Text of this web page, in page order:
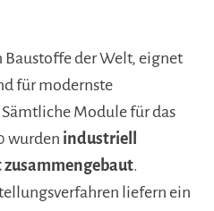
Baustoffe der Welt, eignet
für modernste
Module für das
wurden industriell
.
liefern ein